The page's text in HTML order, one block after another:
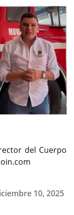
del Cuerpo
10, 2025